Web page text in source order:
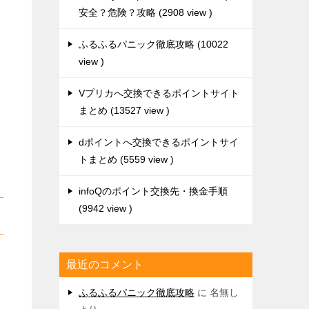
安全？危険？攻略
2908 view
ふるふるパニック徹底攻略
10022
view
Vプリカへ交換できるポイントサイト
まとめ
13527 view
dポイントへ交換できるポイントサイ
トまとめ
5559 view
infoQのポイント交換先・換金手順
9942 view
最近のコメント
ふるふるパニック徹底攻略 に 名無し